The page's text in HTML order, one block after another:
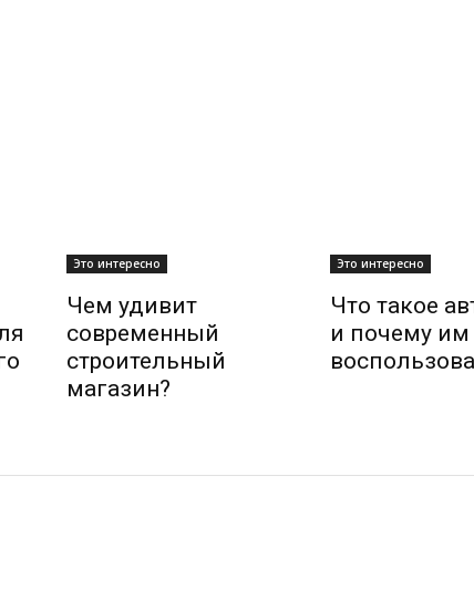
Это интересно
Чем удивит
современный
строительный
магазин?
Это интересно
Что такое
и почему им